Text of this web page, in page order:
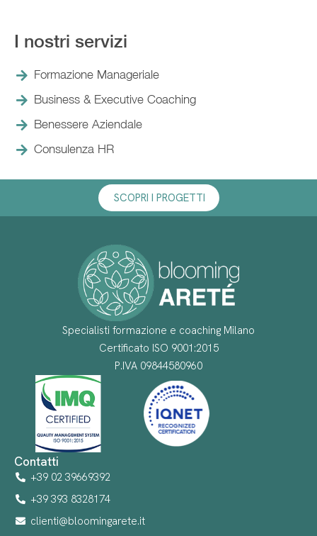
I nostri servizi
Formazione Manageriale
Business & Executive Coaching
Benessere Aziendale
Consulenza HR
SCOPRI I PROGETTI
Specialisti formazione e coaching Milano
Certificato ISO 9001:2015
P.IVA 09844580960
Contatti
+39 02 39669392
+39 393 8328174
clienti@bloomingarete.it